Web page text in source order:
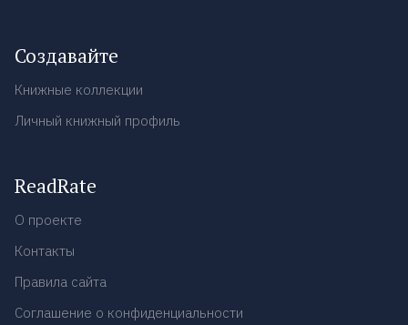
Создавайте
Книжные коллекции
Личный книжный профиль
ReadRate
О проекте
Контакты
Правила сайта
Соглашение о конфиденциальности